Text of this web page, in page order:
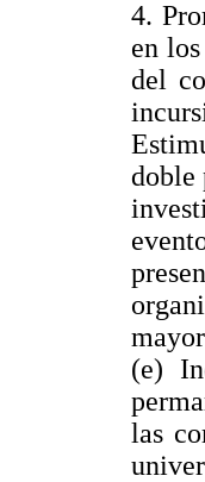
4.
en
del
doble
(e)
las